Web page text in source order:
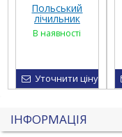
Польський
лічильник
води MWN Dn
50-300
В наявності
Уточнити ціну
ІНФОРМАЦІЯ